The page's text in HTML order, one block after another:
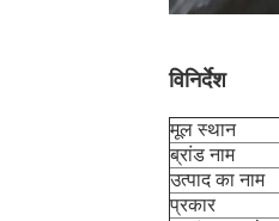
विनिर्देश
मूल स्थान
ब्रांड नाम
उत्पाद का नाम
प्रकार